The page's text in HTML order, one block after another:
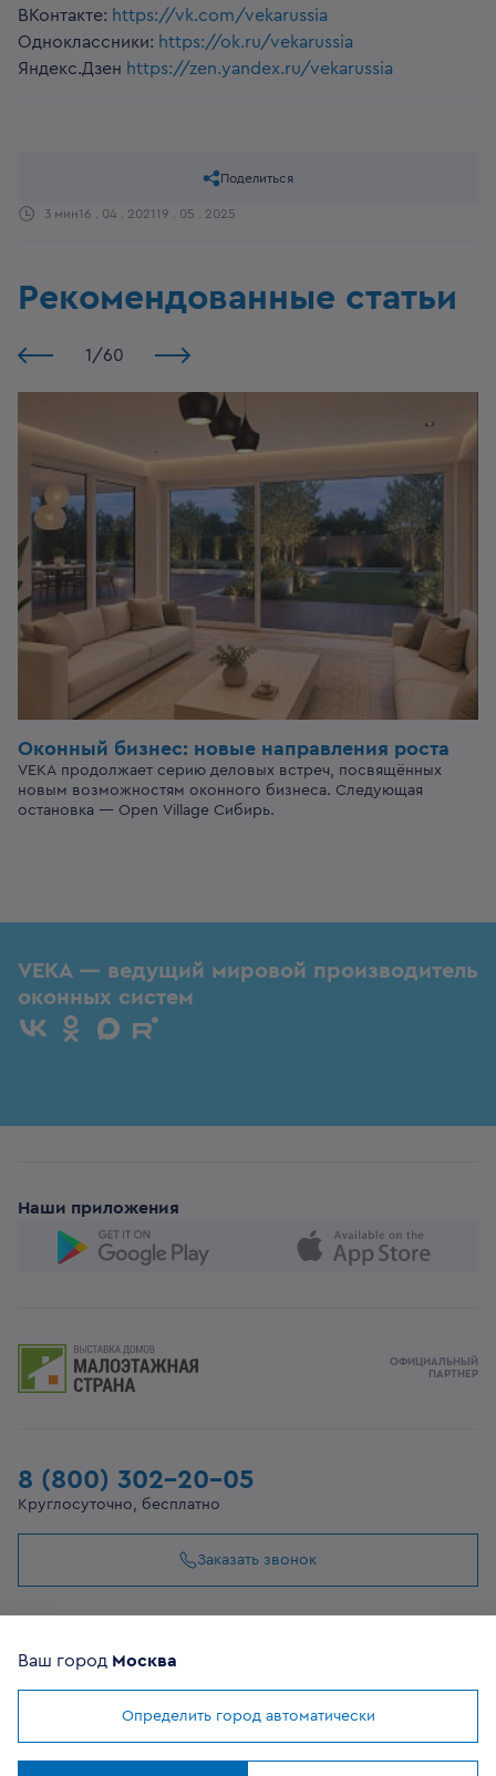
ВКонтакте: https://vk.com/vekarussia
Одноклассники: https://ok.ru/vekarussia
Яндекс.Дзен https://zen.yandex.ru/vekarussia
3 мин16 . 04 . 2021 19 . 05 . 2025
Поделиться
Рекомендованные статьи
1 /60
Оконный бизнес: новые направления роста
VEKA продолжает серию деловых встреч, посвящённых
новым возможностям оконного бизнеса. Следующая
остановка — Open Village Сибирь.
Мы используем cookies
VEKA — ведущий мировой производитель
оконных систем
Наши приложения
8 (800) 302-20-05
Круглосуточно, бесплатно
Заказать звонок
ОФИЦИАЛЬНЫЙ
ПАРТНЕР
©2026VEKA
Все сайты компании
Ваш город Москва
Определить город автоматически